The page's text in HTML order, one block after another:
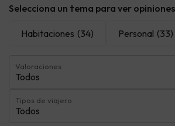
Selecciona un tema para ver
Habitaciones (34) Personal (33)
Valoraciones
Todos
Tipos de viajero
Todos